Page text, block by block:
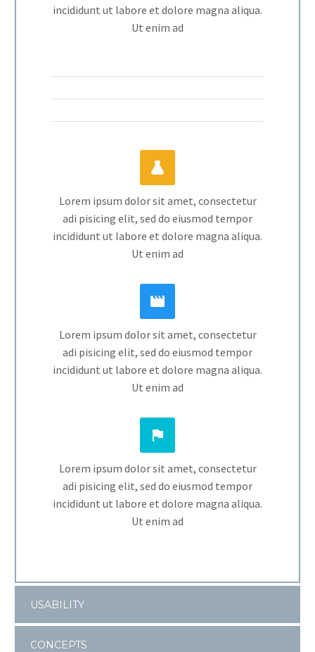
incididunt ut labore et dolore magna aliqua.
Ut enim ad


Lorem ipsum dolor sit amet, consectetur
adi pisicing elit, sed do eiusmod tempor
incididunt ut labore et dolore magna aliqua.
Ut enim ad


Lorem ipsum dolor sit amet, consectetur
adi pisicing elit, sed do eiusmod tempor
incididunt ut labore et dolore magna aliqua.
Ut enim ad


Lorem ipsum dolor sit amet, consectetur
adi pisicing elit, sed do eiusmod tempor
incididunt ut labore et dolore magna aliqua.
Ut enim ad
USABILITY
CONCEPTS